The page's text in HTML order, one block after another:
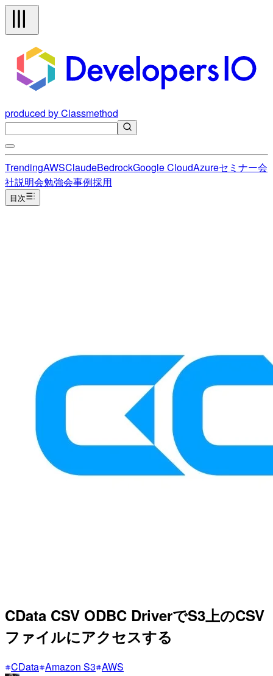
produced by Classmethod
TrendingAWSClaudeBedrockGoogle CloudAzureセミナー会
社説明会勉強会事例採用
目次
CData CSV ODBC DriverでS3上のCSV
ファイルにアクセスする
CData Amazon S3 AWS